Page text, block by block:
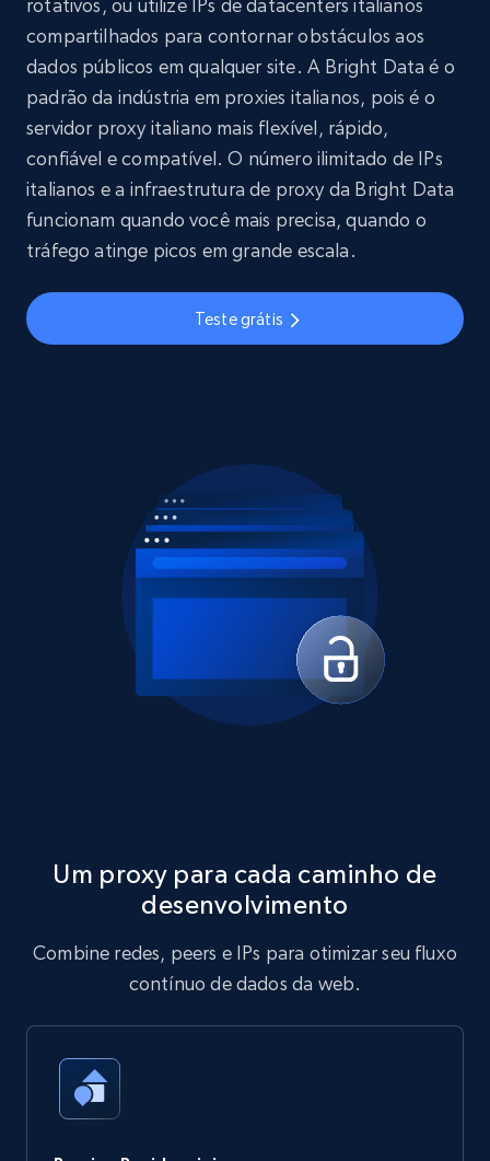
rotativos, ou utilize IPs de datacenters italianos
compartilhados para contornar obstáculos aos
dados públicos em qualquer site. A Bright Data é o
padrão da indústria em proxies italianos, pois é o
servidor proxy italiano mais flexível, rápido,
confiável e compatível. O número ilimitado de IPs
italianos e a infraestrutura de proxy da Bright Data
funcionam quando você mais precisa, quando o
tráfego atinge picos em grande escala.
Teste grátis
Um proxy para cada caminho de
desenvolvimento
Combine redes, peers e IPs para otimizar seu fluxo
contínuo de dados da web.